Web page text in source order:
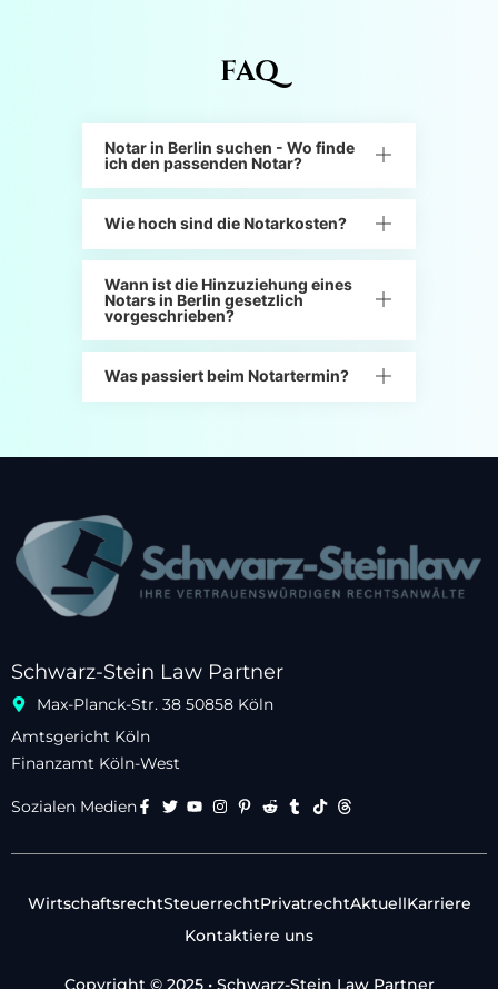
FAQ
Notar in Berlin suchen - Wo finde
ich den passenden Notar?
Wie hoch sind die Notarkosten?
Wann ist die Hinzuziehung eines
Notars in Berlin gesetzlich
vorgeschrieben?
Was passiert beim Notartermin?
Schwarz-Stein Law Partner
Max-Planck-Str. 38 50858 Köln
Amtsgericht Köln
Finanzamt Köln-West
Sozialen Medien
WirtschaftsrechtSteuerrechtPrivatrechtAktuellKarriere
Kontaktiere uns
Copyright © 2025 • Schwarz-Stein Law Partner